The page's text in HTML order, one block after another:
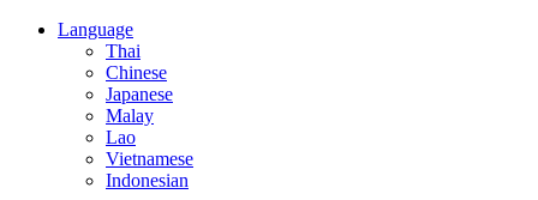
Language
Thai
Chinese
Japanese
Malay
Lao
Vietnamese
Indonesian